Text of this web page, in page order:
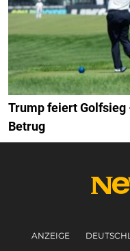
Trump feiert
Betrug
ANZEIGE